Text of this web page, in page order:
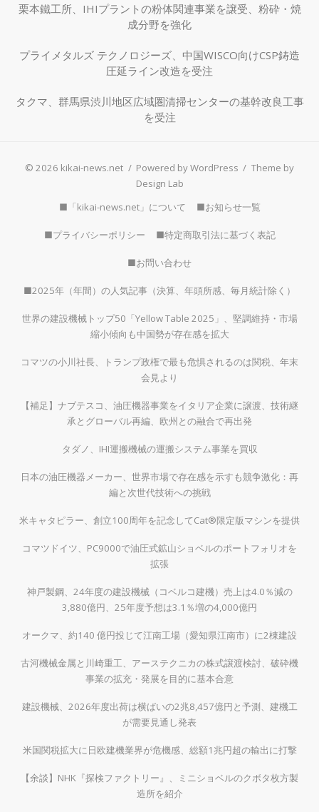
栗本鐵工所、IHIプラントの粉体関連事業を譲受、粉砕・焼
成分野を強化
プライメタルズ テクノロジーズ、中国WISCO向けCSP鋳造
圧延ライン改造を受注
タクマ、群馬県渋川地区広域圏清掃センターの基幹改良工事
を受注
© 2026 kikai-news.net / Powered by WordPress / Theme by
Design Lab
■「kikai-news.net」について
■お知らせ一覧
■プライバシーポリシー ■特定商取引法に基づく表記
■お問い合わせ
■2025年（年間）の人気記事（決算、年頭所感、毎月統計除く）
世界の建設機械トップ50「Yellow Table 2025」、堅調維持・市場
縮小傾向も中国勢が存在感を拡大
コマツの小川社長、トランプ政権で最も危惧されるのは関税、年末
会見より
【補足】ナブテスコ、油圧機器事業をイタリア企業に譲渡、技術継
承とグローバル再編、欧州との融合で再出発
タダノ、IHI運搬機械の運搬システム事業を買収
日本の油圧機器メーカー、世界市場で存在感を示すも競争激化：再
編と次世代技術への挑戦
米キャタピラー、創立100周年を記念してCat®限定版マシンを提供
コマツドイツ、PC9000で油圧式鉱山ショベルのポートフォリオを
拡張
神戸製鋼、24年度の建設機械（コベルコ建機）売上は4.0％減の
3,880億円、25年度予想は3.1％増の4,000億円
オークマ、約140 億円投じて江南工場（愛知県江南市）に2棟建設
古河機械金属と川崎重工、アーステクニカの株式譲渡検討、破砕機
事業の拡充・発展を目的に基本合意
建設機械、2026年度出荷は横ばいの2兆8,457億円と予測、建機工
が需要見通し発表
米国関税拡大に日欧建機業界が危機感、総額1兆円超の輸出に打撃
【余談】NHK『探検ファクトリー』、ミニショベルのクボタ枚方製
造所を紹介